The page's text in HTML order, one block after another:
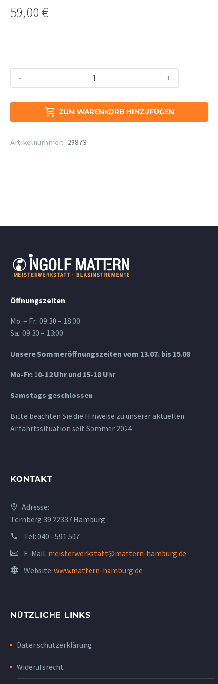
59,00 €
-
Yamaha
Trompete
+
 ZUM WARENKORB HINZUFÜGEN
Alternative:
Artikelnummer: 29873
Öffnungszeiten
Mo. – Fr.: 09:30 – 18:00
Sa.: 09:30 – 13:00
Unsere Sommeröffnungszeiten vom 13.07. bis 15.08
Mo-Fr: 10-12 Uhr und 15-18 Uhr
Samstags geschlossen
Bitte beachten Sie die Hinweise zu unserer aktuellen
Anfahrtssituation seit Sommer 2024
KONTAKT
Adresse:
Tornberg 39 22337 Hamburg
Tel: 040 - 591 507
E-Mail: meisterwerkstatt@mattern-hamburg.de
Website: www.mattern-hamburg.de
NÜTZLICHE LINKS
Datenschutzerklärung
Widerufsrecht